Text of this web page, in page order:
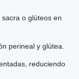
o glúteos en
perineal y glútea.
reduciendo